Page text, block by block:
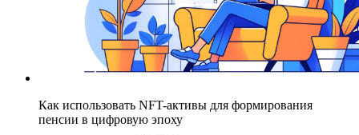
Как использовать NFT-активы для формирования
пенсии в цифровую эпоху